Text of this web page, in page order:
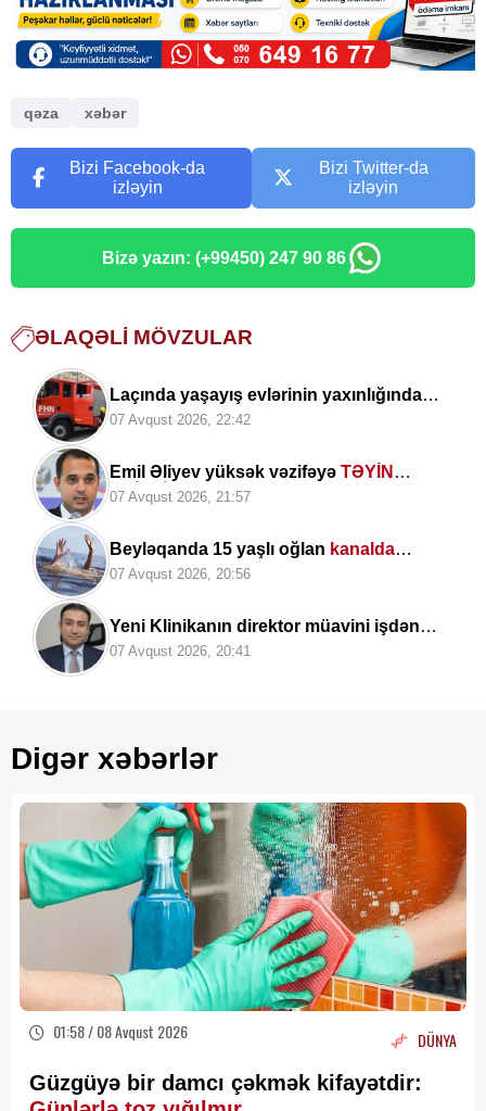
qəza xəbər
Bizi Facebook-da
izləyin
Bizi Twitter-da
izləyin
Bizə yazın: (+99450) 247 90 86
ƏLAQƏLI MÖVZULAR
Laçında yaşayış evlərinin yaxınlığında
yanğın
07 Avqust 2026, 22:42
Emil Əliyev yüksək vəzifəyə TƏYİN
EDİLDİ
07 Avqust 2026, 21:57
Beyləqanda 15 yaşlı oğlan kanalda
boğulub
07 Avqust 2026, 20:56
Yeni Klinikanın direktor müavini işdən
çıxarıldı -FOTO
07 Avqust 2026, 20:41
Digər xəbərlər
01:58 / 08 Avqust 2026 DÜNYA
Güzgüyə bir damcı çəkmək kifayətdir: